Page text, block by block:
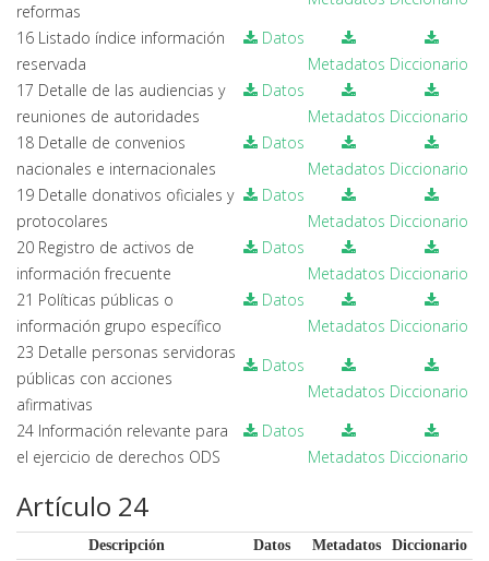
reformas
16 Listado índice información
reservada
Datos
Metadatos Diccionario
17 Detalle de las audiencias y
reuniones de autoridades
Datos
Metadatos Diccionario
18 Detalle de convenios
nacionales e internacionales
Datos
Metadatos Diccionario
19 Detalle donativos oficiales y
protocolares
Datos
Metadatos Diccionario
20 Registro de activos de
información frecuente
Datos
Metadatos Diccionario
21 Políticas públicas o
información grupo específico
Datos
Metadatos Diccionario
23 Detalle personas servidoras
públicas con acciones
afirmativas
Datos
Metadatos Diccionario
24 Información relevante para
el ejercicio de derechos ODS
Datos
Metadatos Diccionario
Artículo 24
Descripción Datos Metadatos Diccionario